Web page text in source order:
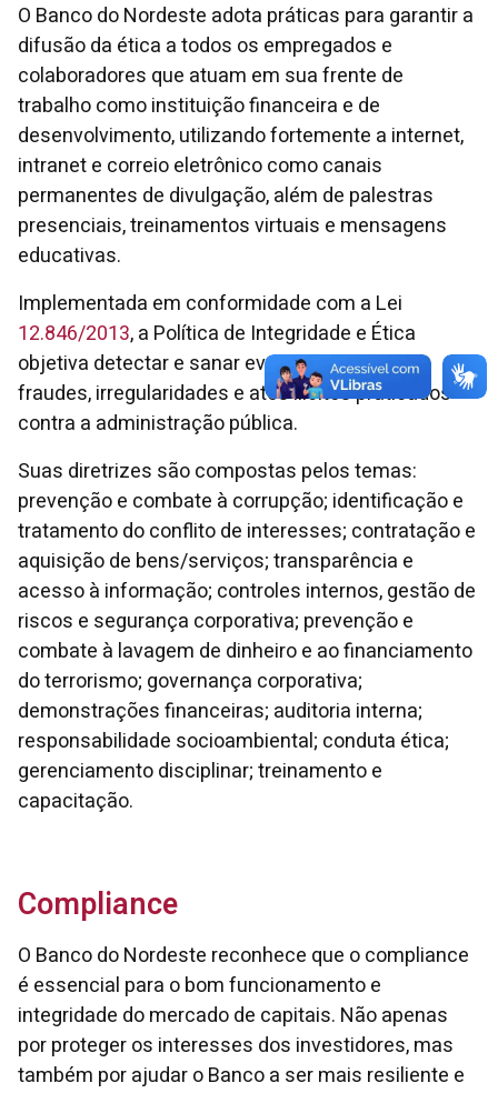
O Banco do Nordeste adota práticas para garantir a
difusão da ética a todos os empregados e
colaboradores que atuam em sua frente de
trabalho como instituição financeira e de
desenvolvimento, utilizando fortemente a internet,
intranet e correio eletrônico como canais
permanentes de divulgação, além de palestras
presenciais, treinamentos virtuais e mensagens
educativas.
Implementada em conformidade com a Lei
12.846/2013, a Política de Integridade e Ética
objetiva detectar e sanar eventuais desvios,
fraudes, irregularidades e atos ilícitos praticados
contra a administração pública.
Suas diretrizes são compostas pelos temas:
prevenção e combate à corrupção; identificação e
tratamento do conflito de interesses; contratação e
aquisição de bens/serviços; transparência e
acesso à informação; controles internos, gestão de
riscos e segurança corporativa; prevenção e
combate à lavagem de dinheiro e ao financiamento
do terrorismo; governança corporativa;
demonstrações financeiras; auditoria interna;
responsabilidade socioambiental; conduta ética;
gerenciamento disciplinar; treinamento e
capacitação.
Compliance
O Banco do Nordeste reconhece que o compliance
é essencial para o bom funcionamento e
integridade do mercado de capitais. Não apenas
por proteger os interesses dos investidores, mas
também por ajudar o Banco a ser mais resiliente e